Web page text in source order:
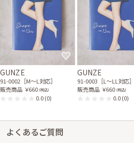
GUNZE
91-0002［M〜L対応］
販売商品 ￥660 (税込)
0.0(0)
GUNZE
91-0003［L〜LL対応］
販売商品 ￥660 (税込)
0.0(0)
よくあるご質問